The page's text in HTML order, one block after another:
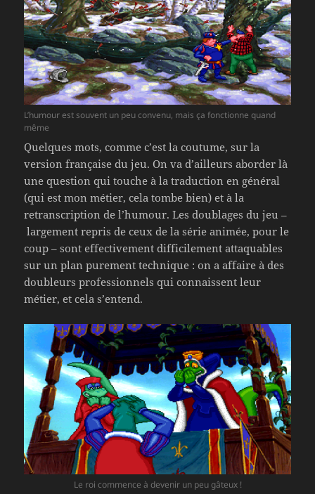
L’humour est souvent un peu convenu, mais ça fonctionne quand
même
Quelques mots, comme c’est la coutume, sur la
version française du jeu. On va d’ailleurs aborder là
une question qui touche à la traduction en général
(qui est mon métier, cela tombe bien) et à la
retranscription de l’humour. Les doublages du jeu –
largement repris de ceux de la série animée, pour le
coup – sont effectivement difficilement attaquables
sur un plan purement technique : on a affaire à des
doubleurs professionnels qui connaissent leur
métier, et cela s’entend.
Le roi commence à devenir un peu gâteux !